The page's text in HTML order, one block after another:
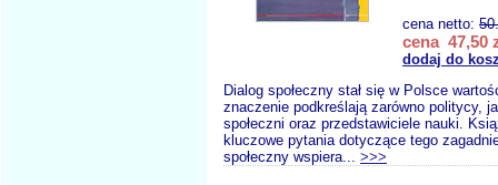
cena netto:
cena 47,50
dodaj do
Dialog społeczny stał się w Polsce
znaczenie podkreślają zarówno politycy,
społeczni oraz przedstawiciele nauki.
kluczowe pytania dotyczące tego
społeczny wspiera... >>>